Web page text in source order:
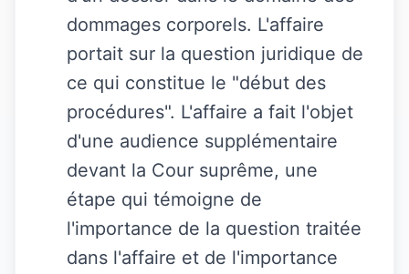
dommages corporels. L'affaire
portait sur la question juridique de
ce qui constitue le "début des
procédures". L'affaire a fait l'objet
d'une audience supplémentaire
devant la Cour suprême, une
étape qui témoigne de
l'importance de la question traitée
dans l'affaire et de l'importance